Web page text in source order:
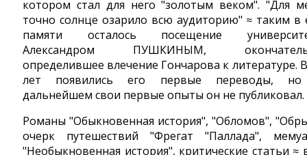
котором стал для него "золотым веком". "Для
точно солнце озарило всю аудиторию" ≈ таким в
памяти осталось посещение
Александром ПУШКИНЫМ,
определившее влечение Гончарова к литературе.
лет появились его первые переводы,
дальнейшем свои первые опыты он не публиковал.
Романы "Обыкновенная история", "Обломов",
очерк путешествий "Фрегат "Паллада",
"Необыкновенная история", критические статьи ≈